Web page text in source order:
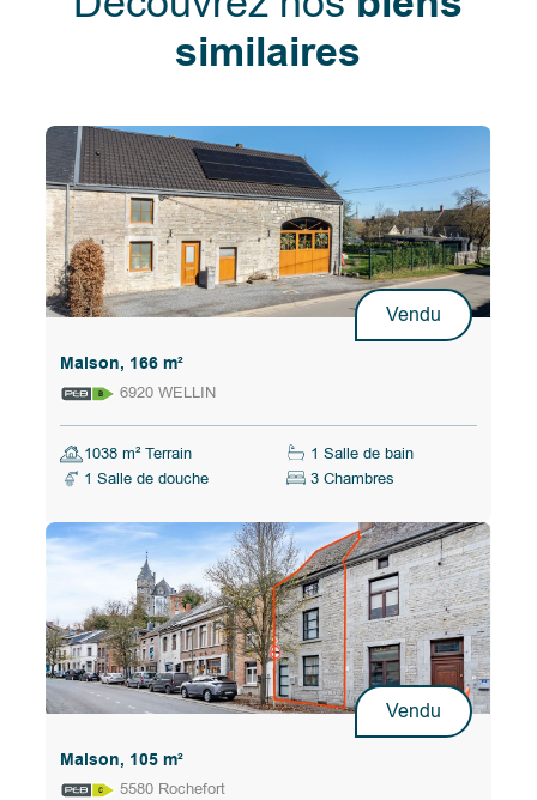
similaires
Vendu
Maison, 166 m²
6920 WELLIN
1038 m² Terrain
1 Salle de bain
1 Salle de douche
3 Chambres
Vendu
Maison, 105 m²
5580 Rochefort